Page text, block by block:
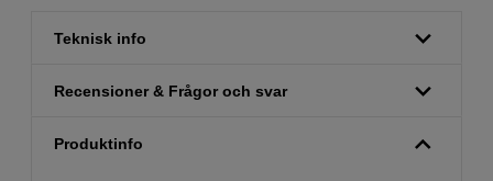
Teknisk info
Recensioner & Frågor och svar
Produktinfo